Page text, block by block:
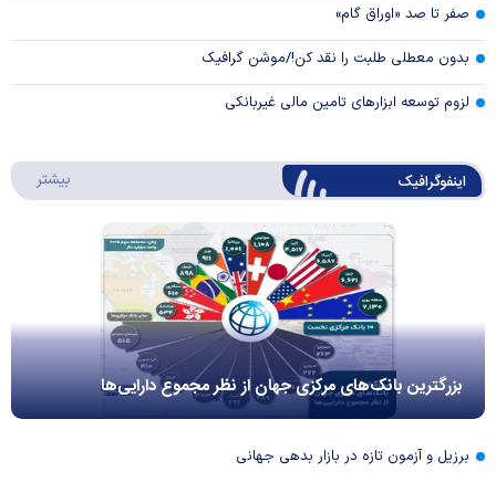
صفر تا صد «اوراق گام»
بدون معطلی طلبت را نقد کن!/موشن گرافیک
لزوم توسعه ابزارهای تامین مالی غیربانکی
اینفوگرافیک بیشتر
بزرگترین بانک‌های مرکزی جهان از نظر مجموع دارایی‌ها
برزیل و آزمون تازه در بازار بدهی جهانی